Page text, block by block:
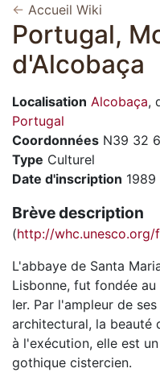
← Accueil Wiki
Portugal,
d'Alcobaça
Localisation Alcobaça,
Portugal
Coordonnées N39 32
Type Culturel
Date d'inscription 1989
Brève description
(http://
L'abbaye de Santa
Lisbonne, fut fondée
Ier. Par l'ampleur de
architectural, la beauté
à l'exécution, elle est
gothique cistercien.